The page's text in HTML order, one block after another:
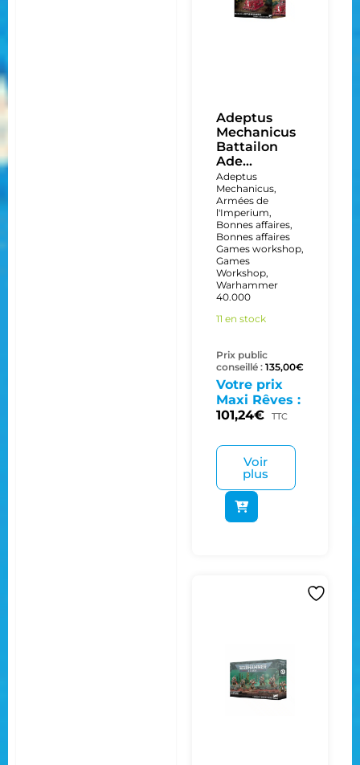
Adeptus
Mechanicus
Battailon
Ade...
Adeptus
Mechanicus,
Armées de
l'Imperium,
Bonnes affaires,
Bonnes affaires
Games workshop,
Games
Workshop,
Warhammer
40.000
11 en stock
Prix public
conseillé : 135,00€
Votre prix
Maxi Rêves :
101,24€ TTC
Voir
plus